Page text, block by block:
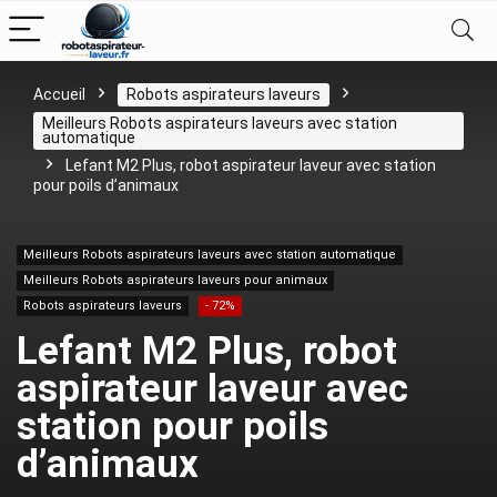
Accueil
Robots aspirateurs laveurs
Meilleurs Robots aspirateurs laveurs avec station
automatique
Lefant M2 Plus, robot aspirateur laveur avec station
pour poils d’animaux
Meilleurs Robots aspirateurs laveurs avec station automatique
Meilleurs Robots aspirateurs laveurs pour animaux
Robots aspirateurs laveurs
- 72%
Lefant M2 Plus, robot
aspirateur laveur avec
station pour poils
d’animaux